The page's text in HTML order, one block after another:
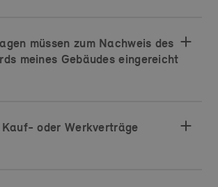
müssen zum Nachweis des
meines Gebäudes eingereicht
oder Werkverträge